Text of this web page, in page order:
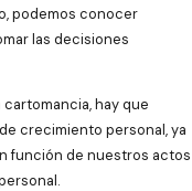
podemos conocer
las decisiones
hay que
crecimiento personal, ya
función de nuestros actos